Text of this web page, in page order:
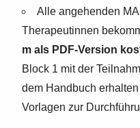
Alle angehenden
Therapeutinnen
m als PDF-Version
Block 1 mit der
dem Handbuch
Vorlagen zur